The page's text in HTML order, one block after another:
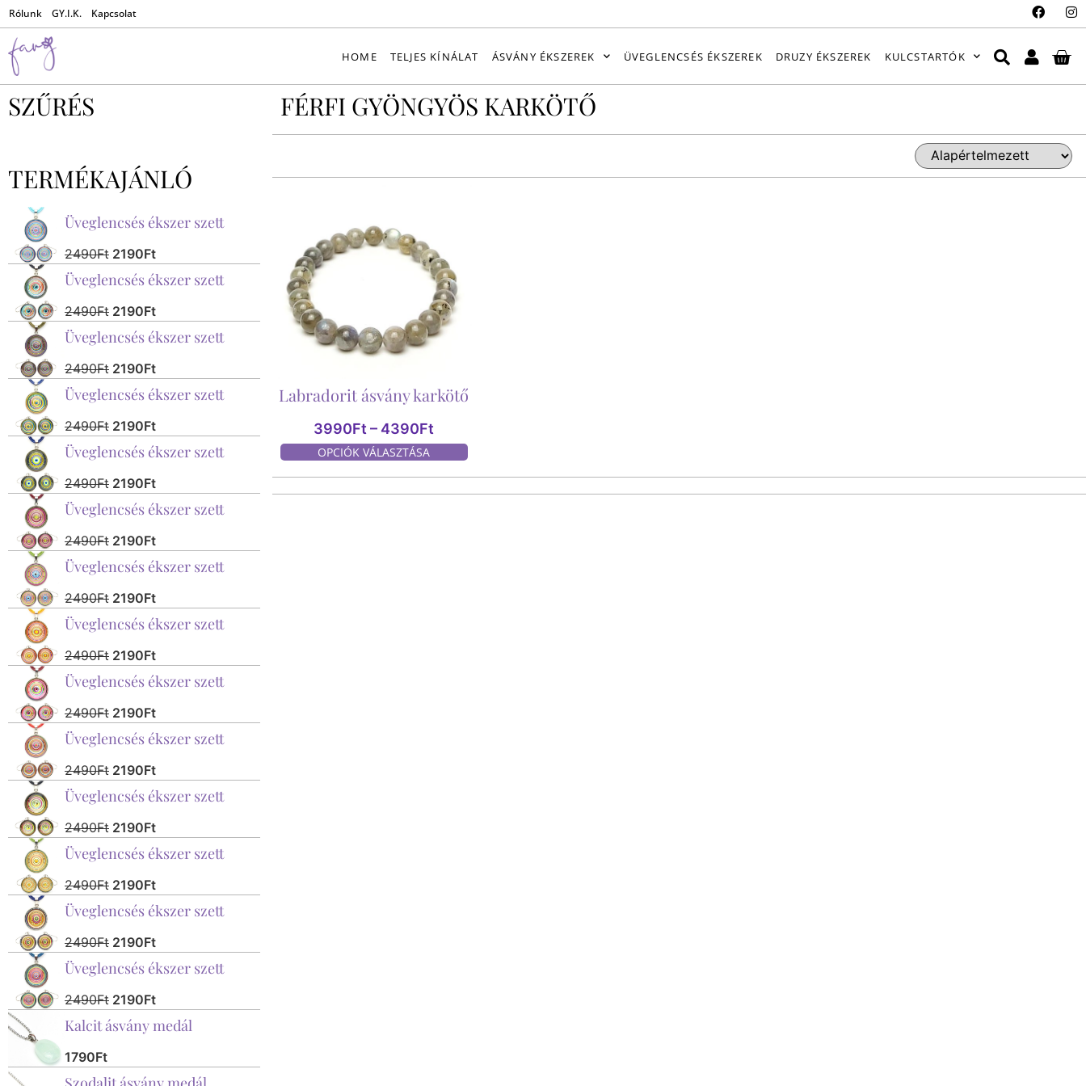
Rólunk GY.I.K. Kapcsolat
HOME TELJES KÍNÁLAT ÁSVÁNY ÉKSZEREK ÜVEGLENCSÉS ÉKSZEREK DRUZY ÉKSZEREK KULCSTARTÓK
SZŰRÉS
TERMÉKAJÁNLÓ
Üveglencsés ékszer szett
2490Ft 2190Ft
Üveglencsés ékszer szett
2490Ft 2190Ft
Üveglencsés ékszer szett
2490Ft 2190Ft
Üveglencsés ékszer szett
2490Ft 2190Ft
Üveglencsés ékszer szett
2490Ft 2190Ft
Üveglencsés ékszer szett
2490Ft 2190Ft
Üveglencsés ékszer szett
2490Ft 2190Ft
Üveglencsés ékszer szett
2490Ft 2190Ft
Üveglencsés ékszer szett
2490Ft 2190Ft
Üveglencsés ékszer szett
2490Ft 2190Ft
Üveglencsés ékszer szett
2490Ft 2190Ft
Üveglencsés ékszer szett
2490Ft 2190Ft
Üveglencsés ékszer szett
2490Ft 2190Ft
Üveglencsés ékszer szett
2490Ft 2190Ft
Kalcit ásvány medál
1790Ft
FÉRFI GYÖNGYÖS KARKÖTŐ
Labradorit ásvány karkötő
3990Ft – 4390Ft
OPCIÓK VÁLASZTÁSA